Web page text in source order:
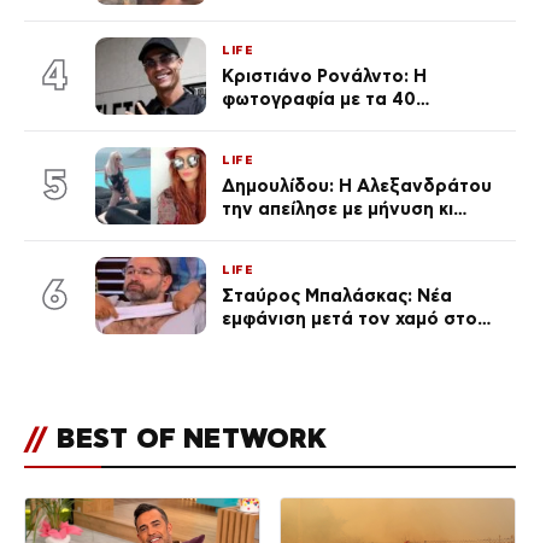
4
LIFE
Κριστιάνο Ρονάλντο: Η
φωτογραφία με τα 40
εκ. likes
5
LIFE
Δημουλίδου: Η Αλεξανδράτου
την απείλησε με μήνυση κι
ποια είσαι σοκαρίστικα»
6
LIFE
Σταύρος Μπαλάσκας: Νέα
εμφάνιση μετά τον χαμό στο
// BEST OF NETWORK